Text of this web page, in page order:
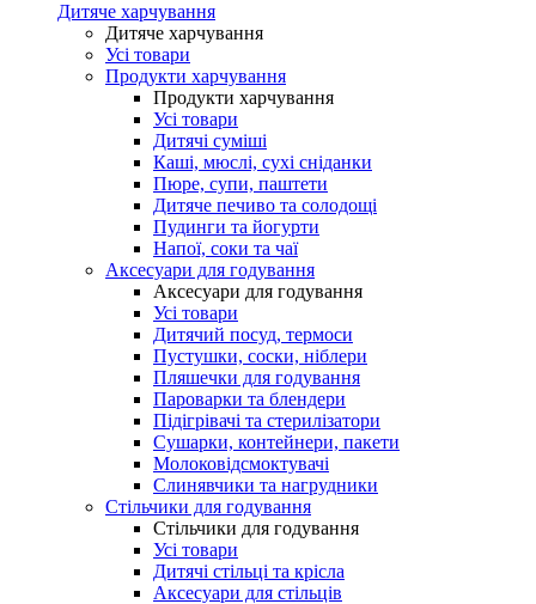
Дитяче харчування
Дитяче харчування
Усі товари
Продукти харчування
Продукти харчування
Усі товари
Дитячі суміші
Каші, мюслі, сухі сніданки
Пюре, супи, паштети
Дитяче печиво та солодощі
Пудинги та йогурти
Напої, соки та чаї
Аксесуари для годування
Аксесуари для годування
Усі товари
Дитячий посуд, термоси
Пустушки, соски, ніблери
Пляшечки для годування
Пароварки та блендери
Підігрівачі та стерилізатори
Сушарки, контейнери, пакети
Молоковідсмоктувачі
Слинявчики та нагрудники
Стільчики для годування
Стільчики для годування
Усі товари
Дитячі стільці та крісла
Аксесуари для стільців